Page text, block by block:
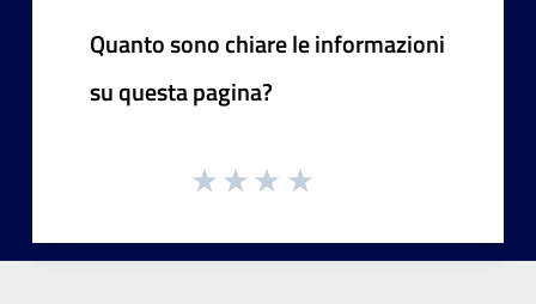
Quanto sono chiare le informazioni
su questa pagina?